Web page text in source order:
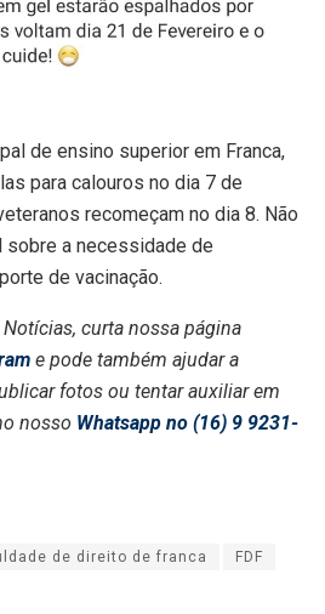
de ensino superior em Franca,
para calouros no dia 7 de
recomeçam no dia 8. Não
sobre a necessidade de
de vacinação.
curta nossa página
e pode também ajudar a
fotos ou tentar auxiliar em
nosso Whatsapp no (16) 9 9231-
de direito de franca FDF